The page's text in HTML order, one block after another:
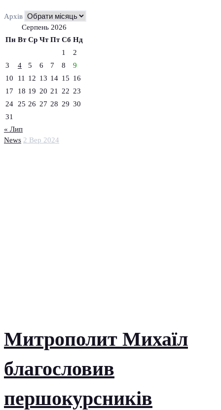
News 2 Вер 2024
Митрополит Михаїл
благословив
першокурсників
Архів
Серпень 2026
Пн Вт Ср Чт Пт Сб Нд
1
2
3
4 5 6 7 8
9
10
11 12 13 14 15 16
17
18 19 20 21 22 23
24
25 26 27 28 29 30
31
« Лип